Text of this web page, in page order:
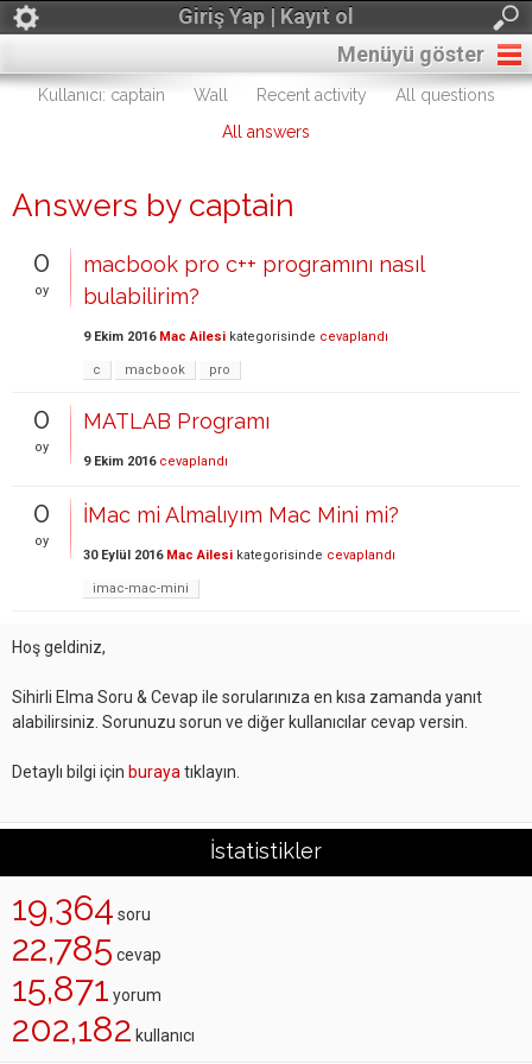
Giriş Yap | Kayıt ol
Menüyü göster
Kullanıcı: captain Wall Recent activity
All questions
All answers
Answers by captain
0
oy
macbook pro c++ programını nasıl
bulabilirim?
9 Ekim 2016 Mac Ailesi kategorisinde cevaplandı
c macbook pro
0
oy
MATLAB Programı
9 Ekim 2016 cevaplandı
0
oy
İMac mi Almalıyım Mac Mini mi?
30 Eylül 2016 Mac Ailesi kategorisinde cevaplandı
imac-mac-mini
Hoş geldiniz,
Sihirli Elma Soru & Cevap ile sorularınıza en kısa zamanda yanıt
alabilirsiniz. Sorunuzu sorun ve diğer kullanıcılar cevap versin.
Detaylı bilgi için buraya tıklayın.
İstatistikler
19,364 soru
22,785 cevap
15,871 yorum
202,182 kullanıcı